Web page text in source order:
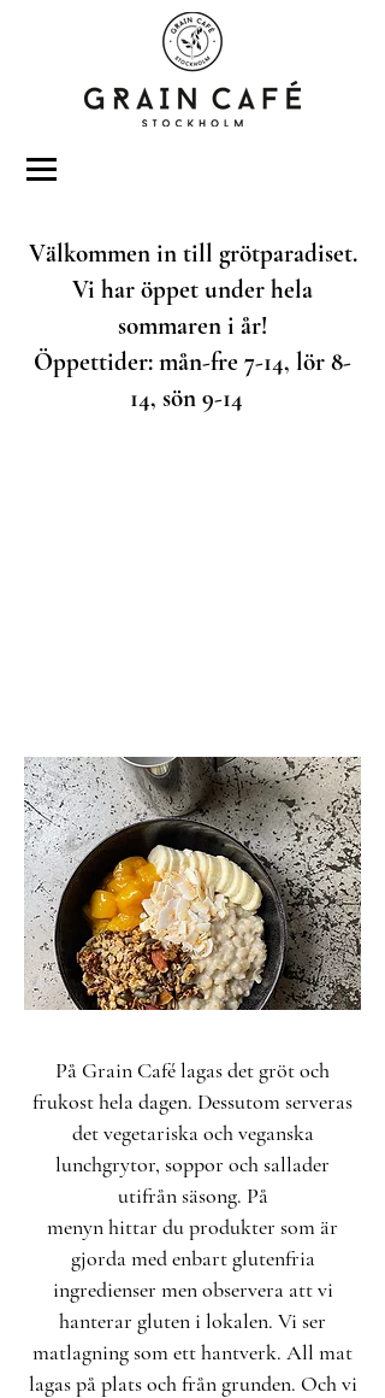
Välkommen in till grötparadiset.
Vi har öppet under hela
sommaren i år!
Öppettider: mån-fre 7-14, lör 8-
14, sön 9-14
På Grain Café lagas det gröt och
frukost hela dagen. Dessutom serveras
det vegetariska och veganska
lunchgrytor, soppor och sallader
utifrån säsong. På
menyn hittar du produkter som är
gjorda med enbart glutenfria
ingredienser men observera att vi
hanterar gluten i lokalen. Vi ser
matlagning som ett hantverk. All mat
lagas på plats och från grunden. Och vi